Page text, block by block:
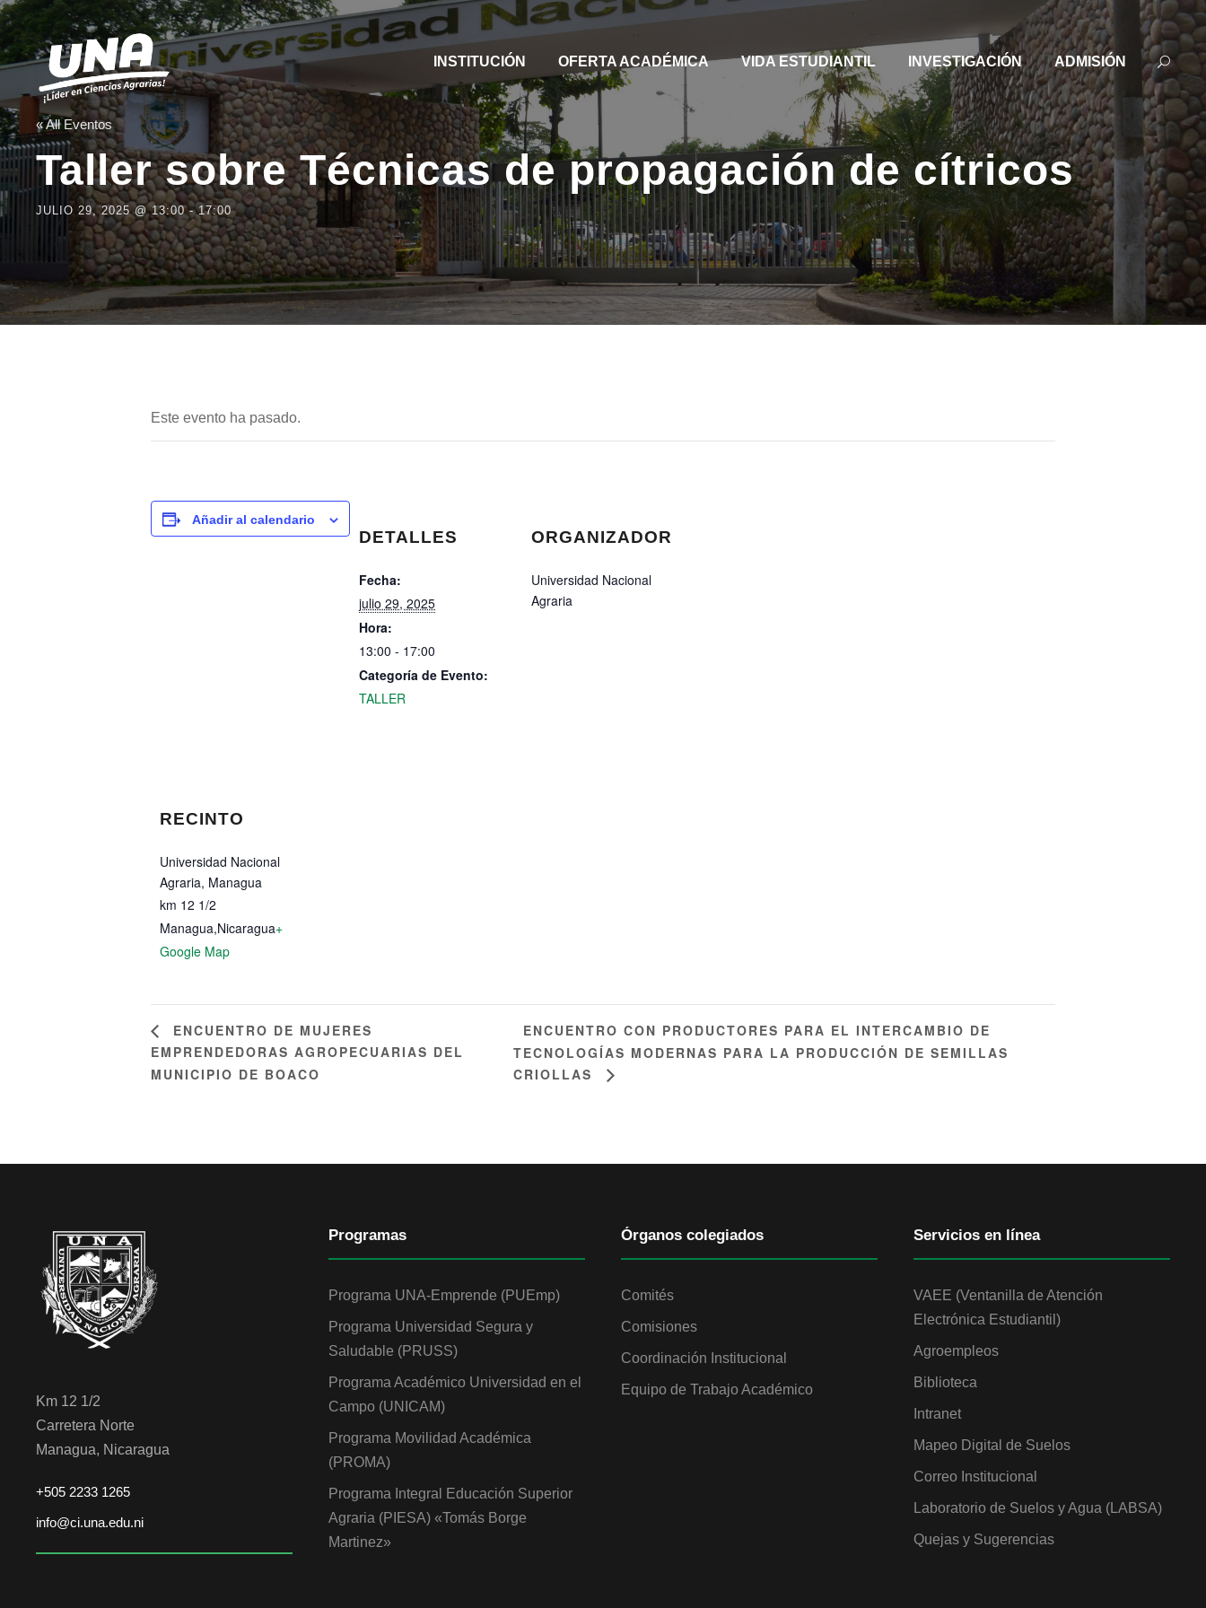
INSTITUCIÓN OFERTA ACADÉMICA VIDA ESTUDIANTIL INVESTIGACIÓN ADMISIÓN
« All Eventos
Taller sobre Técnicas de propagación de cítricos
JULIO 29, 2025 @ 13:00-17:00
Este evento ha pasado.
Añadir al calendario
DETALLES
Fecha:
julio 29, 2025
Hora:
13:00 - 17:00
Categoría de Evento:
TALLER
ORGANIZADOR
Universidad Nacional
Agraria
RECINTO
Universidad Nacional
Agraria, Managua
km 12 1/2
Managua,Nicaragua+
Google Map
ENCUENTRO DE MUJERES
EMPRENDEDORAS AGROPECUARIAS DEL
MUNICIPIO DE BOACO
ENCUENTRO CON PRODUCTORES PARA EL INTERCAMBIO DE
TECNOLOGÍAS MODERNAS PARA LA PRODUCCIÓN DE SEMILLAS
CRIOLLAS
Km 12 1/2
Carretera Norte
Managua, Nicaragua
+505 2233 1265
info@ci.una.edu.ni
Programas
Programa UNA-Emprende (PUEmp)
Programa Universidad Segura y
Saludable (PRUSS)
Programa Académico Universidad en el
Campo (UNICAM)
Programa Movilidad Académica
(PROMA)
Programa Integral Educación Superior
Agraria (PIESA) «Tomás Borge
Martinez»
Órganos colegiados
Comités
Comisiones
Coordinación Institucional
Equipo de Trabajo Académico
Servicios en línea
VAEE (Ventanilla de Atención
Electrónica Estudiantil)
Agroempleos
Biblioteca
Intranet
Mapeo Digital de Suelos
Correo Institucional
Laboratorio de Suelos y Agua (LABSA)
Quejas y Sugerencias